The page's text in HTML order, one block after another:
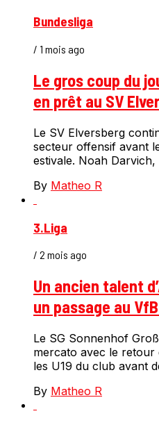
Bundesliga
/ 1 mois ago
Le gros coup du
en prêt au SV
Le SV Elversberg
secteur offensif avant
estivale. Noah Darvich,
By Matheo R
3.Liga
/ 2 mois ago
Un ancien talent
un passage au
Le SG Sonnenhof
mercato avec le retour
les U19 du club avant
By Matheo R